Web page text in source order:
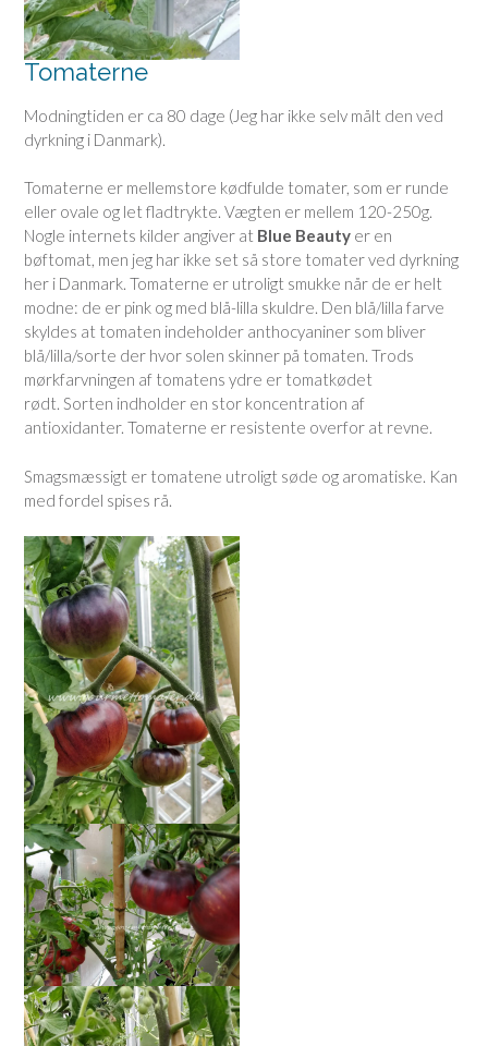
Tomaterne
Modningtiden er ca 80 dage (Jeg har ikke selv målt den ved
dyrkning i Danmark).
Tomaterne er mellemstore kødfulde tomater, som er runde
eller ovale og let fladtrykte. Vægten er mellem 120-250g.
Nogle internets kilder angiver at Blue Beauty er en
bøftomat, men jeg har ikke set så store tomater ved dyrkning
her i Danmark. Tomaterne er utroligt smukke når de er helt
modne: de er pink og med blå-lilla skuldre. Den blå/lilla farve
skyldes at tomaten indeholder anthocyaniner som bliver
blå/lilla/sorte der hvor solen skinner på tomaten. Trods
mørkfarvningen af tomatens ydre er tomatkødet
rødt. Sorten indholder en stor koncentration af
antioxidanter. Tomaterne er resistente overfor at revne.
Smagsmæssigt er tomatene utroligt søde og aromatiske. Kan
med fordel spises rå.